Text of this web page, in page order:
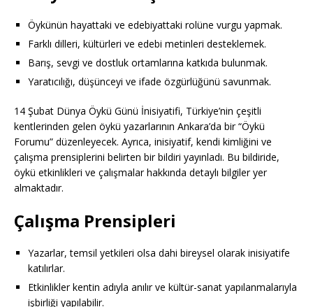
Öykünün hayattaki ve edebiyattaki rolüne vurgu yapmak.
Farklı dilleri, kültürleri ve edebi metinleri desteklemek.
Barış, sevgi ve dostluk ortamlarına katkıda bulunmak.
Yaratıcılığı, düşünceyi ve ifade özgürlüğünü savunmak.
14 Şubat Dünya Öykü Günü İnisiyatifi, Türkiye’nin çeşitli
kentlerinden gelen öykü yazarlarının Ankara’da bir “Öykü
Forumu” düzenleyecek. Ayrıca, inisiyatif, kendi kimliğini ve
çalışma prensiplerini belirten bir bildiri yayınladı. Bu bildiride,
öykü etkinlikleri ve çalışmalar hakkında detaylı bilgiler yer
almaktadır.
Çalışma Prensipleri
Yazarlar, temsil yetkileri olsa dahi bireysel olarak inisiyatife
katılırlar.
Etkinlikler kentin adıyla anılır ve kültür-sanat yapılanmalarıyla
işbirliği yapılabilir.